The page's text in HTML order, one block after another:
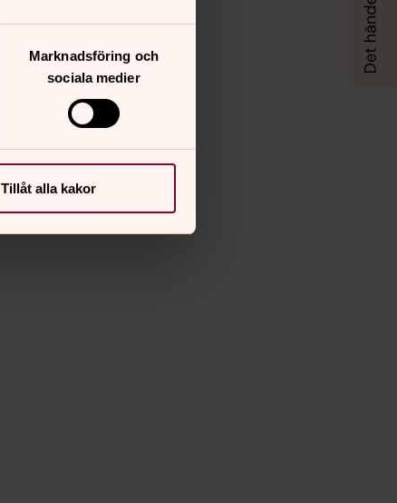
Marknadsföring och
sociala medier
Tillåt alla kakor